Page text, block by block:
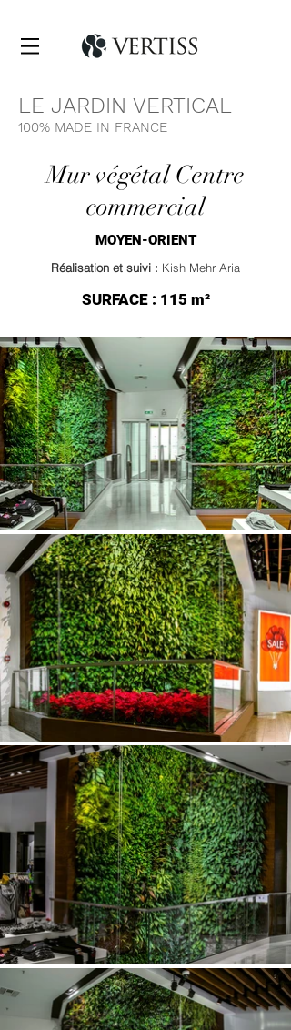
LE JARDIN VERTICAL
100% MADE IN FRANCE
Mur végétal Centre
commercial
MOYEN-ORIENT
Réalisation et suivi : Kish Mehr Aria
SURFACE : 115 m²